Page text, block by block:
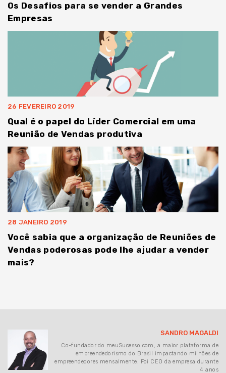
Os Desafios para se vender a Grandes
Empresas
26 FEVEREIRO 2019
Qual é o papel do Líder Comercial em uma
Reunião de Vendas produtiva
28 JANEIRO 2019
Você sabia que a organização de Reuniões de
Vendas poderosas pode lhe ajudar a vender
mais?
SANDRO MAGALDI
Co-fundador do meuSucesso.com, a maior plataforma de
empreendedorismo do Brasil impactando milhões de
empreendedores mensalmente. Foi CEO da empresa durante
4 anos